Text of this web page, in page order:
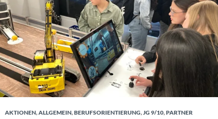
AKTIONEN,ALLGEMEIN,BERUFSORIENTIERUNG,JG 9/10,PARTNER